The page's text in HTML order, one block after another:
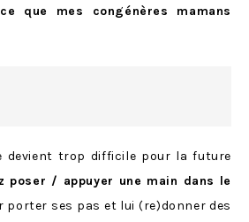
que mes congénères mamans
devient trop difficile pour la future
poser / appuyer une main dans le
porter ses pas et lui (re)donner des